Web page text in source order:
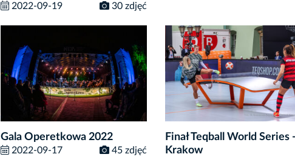
2022-09-19 30 zdjęć
Gala Operetkowa 2022
2022-09-17 45 zdjęć
Finał Teqball World Series
Krakow